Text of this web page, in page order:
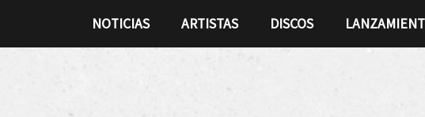
NOTICIAS ARTISTAS DISCOS